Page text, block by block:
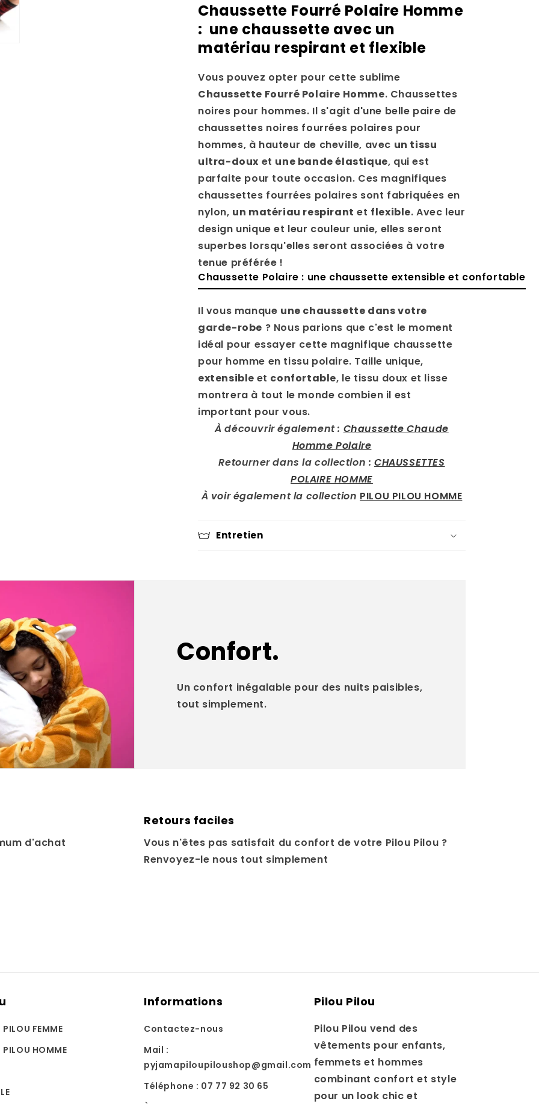
Chaussette Fourré Polaire Homme
: une chaussette avec un
matériau respirant et flexible
Vous pouvez opter pour cette sublime
Chaussette Fourré Polaire Homme. Chaussettes
noires pour hommes. Il s'agit d'une belle paire de
chaussettes noires fourrées polaires pour
hommes, à hauteur de cheville, avec un tissu
ultra-doux et une bande élastique, qui est
parfaite pour toute occasion. Ces magnifiques
chaussettes fourrées polaires sont fabriquées en
nylon, un matériau respirant et flexible. Avec leur
design unique et leur couleur unie, elles seront
superbes lorsqu'elles seront associées à votre
tenue préférée !
Chaussette Polaire : une chaussette extensible et confortable
Il vous manque une chaussette dans votre
garde-robe ? Nous parions que c'est le moment
idéal pour essayer cette magnifique chaussette
pour homme en tissu polaire. Taille unique,
extensible et confortable, le tissu doux et lisse
montrera à tout le monde combien il est
important pour vous.
À découvrir également : Chaussette Chaude
Homme Polaire
Retourner dans la collection : CHAUSSETTES
POLAIRE HOMME
À voir également la collection PILOU PILOU HOMME
Entretien
Confort.
Un confort inégalable pour des nuits paisibles,
tout simplement.
d'achat
Retours faciles
Vous n'êtes pas satisfait du confort de votre Pilou Pilou ?
Renvoyez-le nous tout simplement
PILOU FEMME
PILOU HOMME
Informations
Contactez-nous
Mail :
pyjamapiloupiloushop@gmail.com
Téléphone : 07 77 92 30 65
Pilou Pilou
Pilou Pilou vend des
vêtements pour enfants,
femmets et hommes
combinant confort et style
pour un look chic et